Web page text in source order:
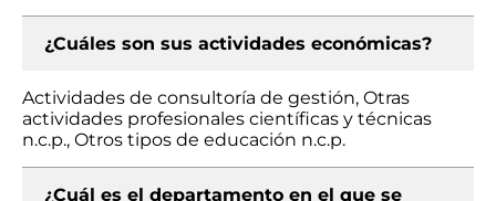
¿Cuáles son sus actividades económicas?
Actividades de consultoría de gestión, Otras
actividades profesionales científicas y técnicas
n.c.p., Otros tipos de educación n.c.p.
¿Cuál es el departamento en el que se